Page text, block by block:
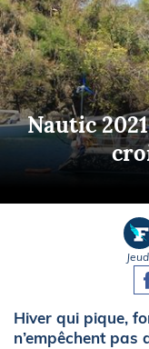
Nautic
Hiver qui pique,
n’empêchent